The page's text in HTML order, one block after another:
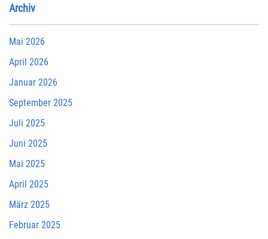
Archiv
Mai 2026
April 2026
Januar 2026
September 2025
Juli 2025
Juni 2025
Mai 2025
April 2025
März 2025
Februar 2025